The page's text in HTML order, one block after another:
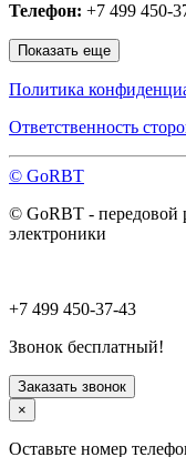
Ногинск
Одинцово
Ожерелье
Орехово-Зуево
Пересвет
Подольск
Протвино
Пущино
Раменское
Руза
Сергиев Посад
Серпухов
Солнечногорск
Старая Купавна
Ступино
Телефон: +7 499 450-
Показать еще
Политика
Ответственность
© GoRBT
© GoRBT - передовой
электроники
+7 499 450-37-43
Звонок бесплатный!
Заказать звонок
×
Оставьте номер